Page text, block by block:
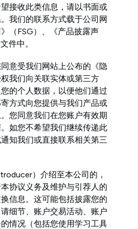
接收此类信息，请以书面或
我们的联系方式载于公司网
（FSG）、《产品披露声
件中。
意受我们网站上公布的《隐
我们向关联实体或第三方
您的个人数据，以便他们通过
方式向您提供与我们产品或
您同意我们在您账户有效期
如您不希望我们继续传递此
知我们或直接联系相关第三
）介绍至本公司的，
协议义务及维护与引荐人的
信息。这可能包括披露您的
细节、账户交易活动、账户
情况（包括您使用学习工具